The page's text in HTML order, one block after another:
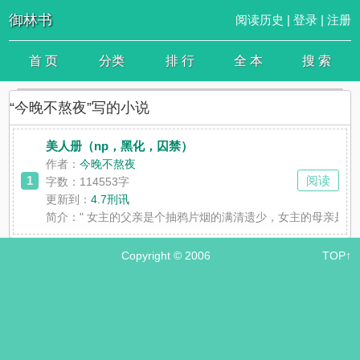
御林书 阅读历史 | 登录| 注册
首 页 分类 排 行 全 本 搜 索
“今晚不熬夜”写的小说
1
美人册（np，黑化，囚禁）
作者：今晚不熬夜
字数：114553字
更新到：4.7刑讯
简介：" 女主的父亲是个抽鸦片烟的满清遗少，女主的母亲是
阅读
Copyright © 2006 TOP↑